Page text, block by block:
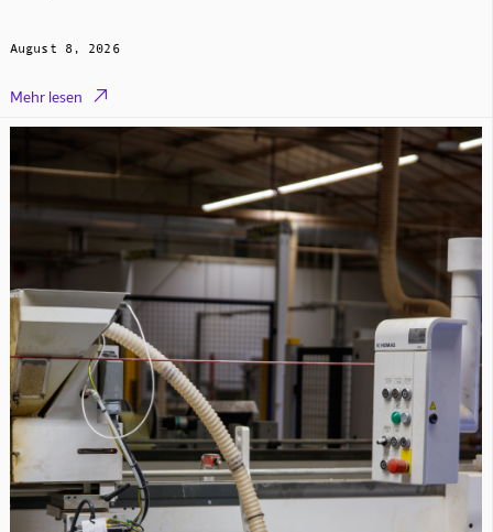
August 8, 2026
Mehr lesen 